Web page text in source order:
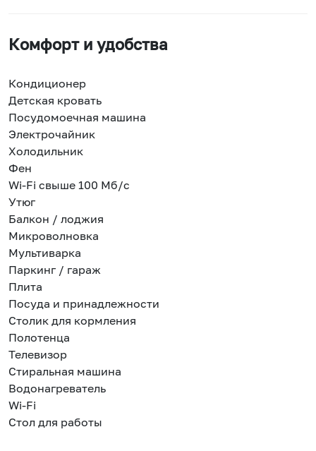
Комфорт и удобства
Кондиционер
Детская кровать
Посудомоечная машина
Электрочайник
Холодильник
Фен
Wi-Fi свыше 100 Мб/с
Утюг
Балкон / лоджия
Микроволновка
Мультиварка
Паркинг / гараж
Плита
Посуда и принадлежности
Столик для кормления
Полотенца
Телевизор
Стиральная машина
Водонагреватель
Wi-Fi
Стол для работы